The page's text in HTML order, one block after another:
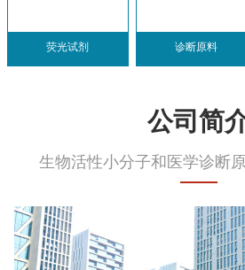
荧光试剂 诊断原料
公司简
生物活性小分子和医学诊断